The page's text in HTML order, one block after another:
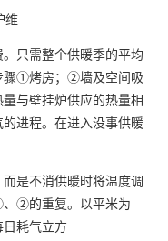
只需整个供暖季的平均
骤①烤房；②墙及空间吸
与壁挂炉供应的热量相
进程。在进入没事供暖
是不消供暖时将温度调
②的重复。以平米为
耗气立方